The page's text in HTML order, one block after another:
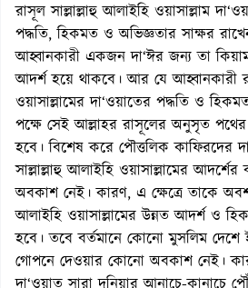
রাসূল সাল্লাল্লাহু আলাইহি ওয়াসাল্লাম
পদ্ধতি, হিকমত ও অভিজ্ঞতার সাক্ষর
আহ্বানকারী একজন দা‘ঈর জন্য তা
আদর্শ হয়ে থাকবে। আর যে আহ্বানকারী
ওয়াসাল্লামের দা‘ওয়াতের পদ্ধতি ও
পক্ষে সেই আল্লাহর রাসূলের অনুসৃত
হবে। বিশেষ করে পৌত্তলিক কাফিরদের
সাল্লাল্লাহু আলাইহি ওয়াসাল্লামের
অবকাশ নেই। কারণ, এ ক্ষেত্রে তাকে
আলাইহি ওয়াসাল্লামের উন্নত আদর্শ ও
হবে। তবে বর্তমানে কোনো মুসলিম দেশে
গোপনে দেওয়ার কোনো অবকাশ নেই।